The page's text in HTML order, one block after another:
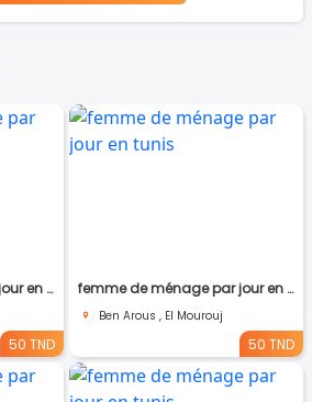
femme de ménage par jour en tunis
50 TND
femme de ménage par jour en tunis
Ben Arous , El Mourouj
50 TND